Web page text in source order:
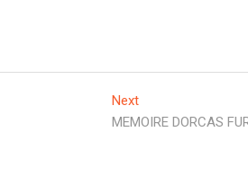
NextNext
post:
MEMOIRE DORCAS